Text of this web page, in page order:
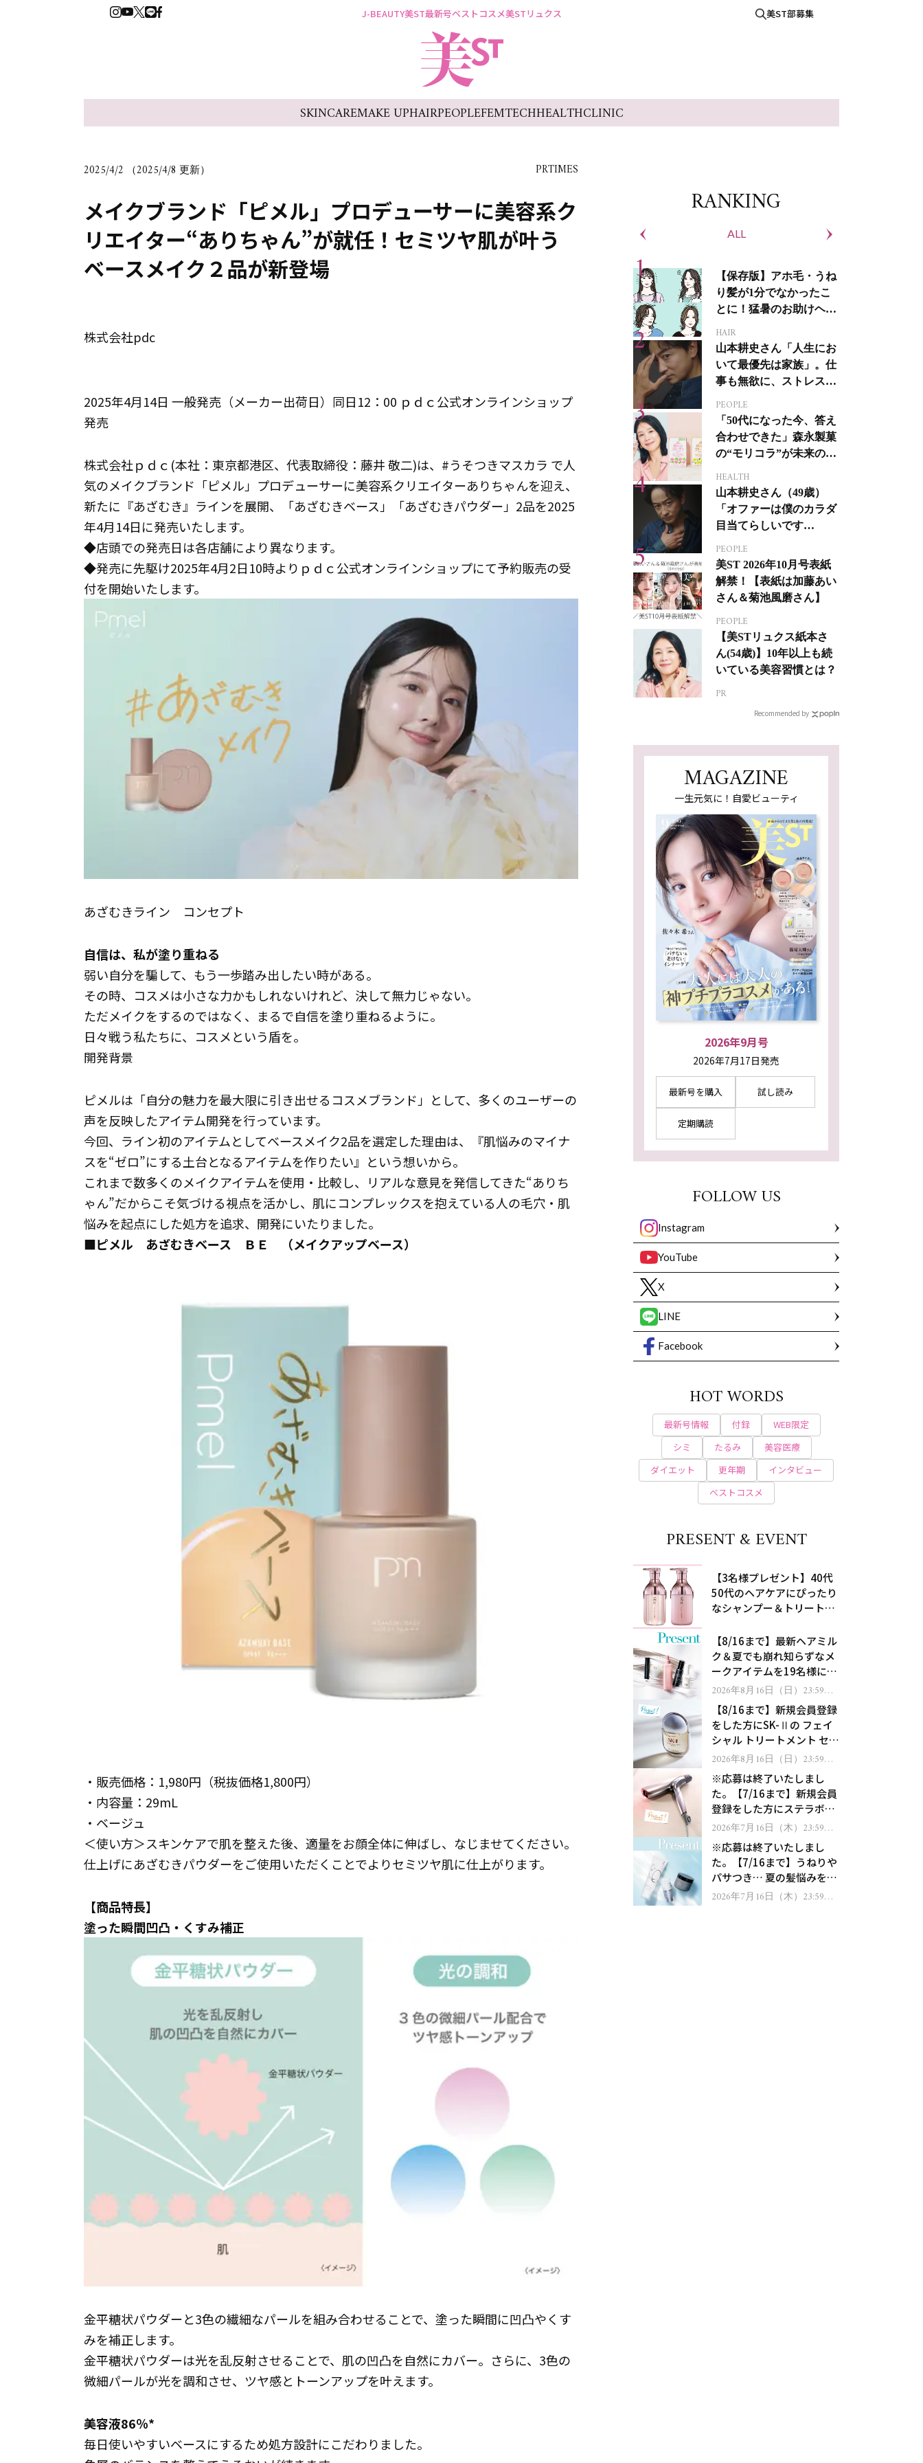
J-BEAUTY美ST最新号ベストコスメ美STリュクス 美ST部募集
SKINCAREMAKE UPHAIRPEOPLEFEMTECHHEALTHCLINIC
2025/4/2 （2025/4/8 更新） PRTIMES
メイクブランド「ピメル」プロデューサーに美容系ク
リエイター“ありちゃん”が就任！セミツヤ肌が叶う
ベースメイク２品が新登場
株式会社pdc
2025年4月14日 一般発売（メーカー出荷日）同日12：00 ｐｄｃ公式オンラインショップ
発売
株式会社ｐｄｃ(本社：東京都港区、代表取締役：藤井 敬⼆)は、#うそつきマスカラ で人
気のメイクブランド「ピメル」プロデューサーに美容系クリエイターありちゃんを迎え、
新たに『あざむき』ラインを展開、「あざむきベース」「あざむきパウダー」2品を2025
年4月14日に発売いたします。
◆店頭での発売日は各店舗により異なります。
◆発売に先駆け2025年4月2日10時よりｐｄｃ公式オンラインショップにて予約販売の受
付を開始いたします。
あざむきライン コンセプト
自信は、私が塗り重ねる
弱い自分を騙して、もう一歩踏み出したい時がある。
その時、コスメは小さな力かもしれないけれど、決して無力じゃない。
ただメイクをするのではなく、まるで自信を塗り重ねるように。
日々戦う私たちに、コスメという盾を。
開発背景
ピメルは「自分の魅力を最大限に引き出せるコスメブランド」として、多くのユーザーの
声を反映したアイテム開発を行っています。
今回、ライン初のアイテムとしてベースメイク2品を選定した理由は、『肌悩みのマイナ
スを“ゼロ”にする土台となるアイテムを作りたい』という想いから。
これまで数多くのメイクアイテムを使用・比較し、リアルな意見を発信してきた“ありち
ゃん”だからこそ気づける視点を活かし、肌にコンプレックスを抱えている人の毛穴・肌
悩みを起点にした処方を追求、開発にいたりました。
■ピメル あざむきベース ＢＥ （メイクアップベース）
・販売価格：1,980円（税抜価格1,800円）
・内容量：29mL
・ベージュ
＜使い方＞スキンケアで肌を整えた後、適量をお顔全体に伸ばし、なじませてください。
仕上げにあざむきパウダーをご使用いただくことでよりセミツヤ肌に仕上がります。
【商品特長】
塗った瞬間凹凸・くすみ補正
金平糖状パウダーと3色の繊細なパールを組み合わせることで、塗った瞬間に凹凸やくす
みを補正します。
金平糖状パウダーは光を乱反射させることで、肌の凹凸を自然にカバー。さらに、3色の
微細パールが光を調和させ、ツヤ感とトーンアップを叶えます。
美容液86％*
毎日使いやすいベースにするため処方設計にこだわりました。
RANKING
ALL
【保存版】アホ毛・うね
り髪が1分でなかったこ
とに！猛暑のお助けヘア
HAIR
山本耕史さん「人生にお
いて最優先は家族」。仕
事も無欲に、ストレスを
PEOPLE
「50代になった今、答え
合わせできた」森永製菓
の“モリコラ”が未来のキ
HEALTH
山本耕史さん（49歳）
「オファーは僕のカラダ
目当てらしいです
ジカルへの挑戦
PEOPLE
美ST 2026年10月号表紙
解禁！【表紙は加藤あい
さん＆菊池風磨さん】
PEOPLE
【美STリュクス紙本さ
ん(54歳)】10年以上も続
いている美容習慣とは？
PR
Recommended by
MAGAZINE
一生元気に！自愛ビューティ
2026年9月号
2026年7月17日発売
最新号を購入 試し読み
定期購読
FOLLOW US
Instagram
YouTube
X
LINE
Facebook
HOT WORDS
最新号情報 付録
WEB限定
シミ
たるみ
美容医療
ダイエット
更年期
インタビュー
ベストコスメ
PRESENT & EVENT
【3名様プレゼント】40代
50代のヘアケアにぴったり
なシャンプー＆トリートメ
処！
【8/16まで】最新ヘアミル
ク＆夏でも崩れ知らずなメ
ークアイテムを19名様にプ
レゼント！
2026年8月16日（日）23:59ま
で【8/16まで】新規会員登録
をした方にSK-Ⅱの フェイ
シャル トリートメント セラ
ムをプレゼント！
2026年8月16日（日）23:59ま
※応募は終了いたしまし
た。【7/16まで】新規会員
登録をした方にステラボー
テのシャインリバース ヘア
ゼント！
2026年7月16日（木）23:59ま
※応募は終了いたしまし
た。【7/16まで】うねりや
パサつき… 夏の髪悩みを解
消するヘアケアアイテムを
2026年7月16日（木）23:59ま